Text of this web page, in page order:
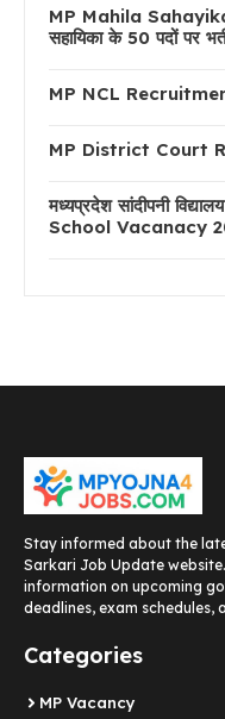
MP Mahila
सहायिका के 50 पदों पर
MP NCL
MP District Court
मध्यप्रदेश सांदीपनी
School Vacanacy
Stay informed about the
Sarkari Job Update
information on upcoming
deadlines, exam schedules,
Categories
MP Vacancy